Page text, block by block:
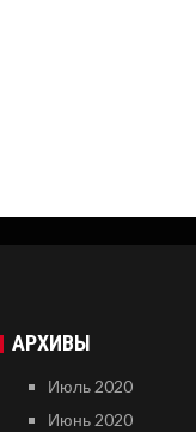
АРХИВЫ
Июль 2020
Июнь 2020